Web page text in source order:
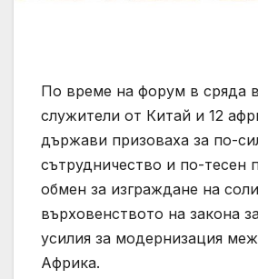
По време на форум в сряда
служители от Китай и 12
държави призоваха за по-
сътрудничество и по-тесен
обмен за изграждане на
върховенството на закона
усилия за модернизация
Африка.